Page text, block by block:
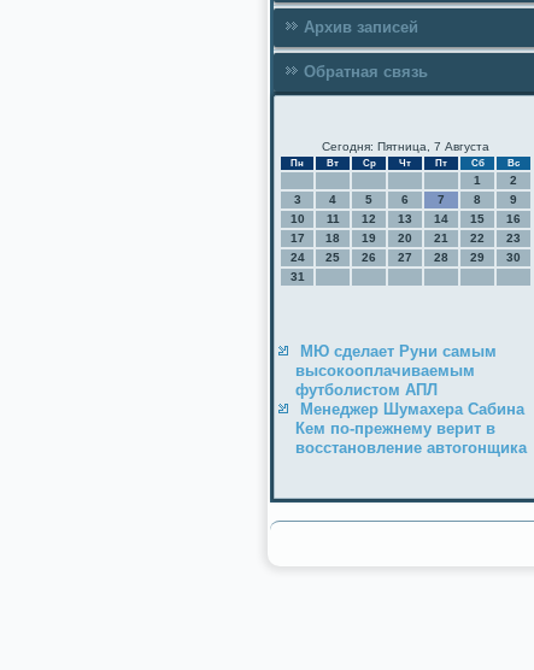
Архив записей
Обратная связь
Сегодня: Пятница, 7 Августа
Пн Вт Ср Чт Пт Сб Вс
1
2
3
4 5 6 7 8
9
10
11 12 13 14 15
16
17
18 19 20 21 22
23
24
25 26 27 28 29
30
31
МЮ сделает Руни самым
высокооплачиваемым
футболистом АПЛ
Менеджер Шумахера Сабина
Кем по-прежнему верит в
восстановление автогонщика